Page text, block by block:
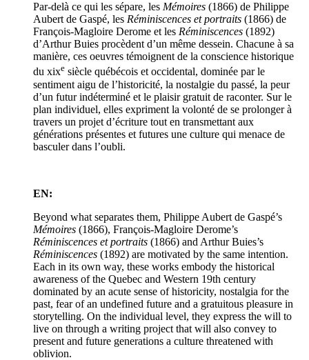
Par-delà ce qui les sépare, les Mémoires (1866) de Philippe
Aubert de Gaspé, les Réminiscences et portraits (1866) de
François-Magloire Derome et les Réminiscences (1892)
d’Arthur Buies procèdent d’un même dessein. Chacune à sa
manière, ces oeuvres témoignent de la conscience historique
du xixe siècle québécois et occidental, dominée par le
sentiment aigu de l’historicité, la nostalgie du passé, la peur
d’un futur indéterminé et le plaisir gratuit de raconter. Sur le
plan individuel, elles expriment la volonté de se prolonger à
travers un projet d’écriture tout en transmettant aux
générations présentes et futures une culture qui menace de
basculer dans l’oubli.
EN:
Beyond what separates them, Philippe Aubert de Gaspé’s
Mémoires (1866), François-Magloire Derome’s
Réminiscences et portraits (1866) and Arthur Buies’s
Réminiscences (1892) are motivated by the same intention.
Each in its own way, these works embody the historical
awareness of the Quebec and Western 19th century
dominated by an acute sense of historicity, nostalgia for the
past, fear of an undefined future and a gratuitous pleasure in
storytelling. On the individual level, they express the will to
live on through a writing project that will also convey to
present and future generations a culture threatened with
oblivion.